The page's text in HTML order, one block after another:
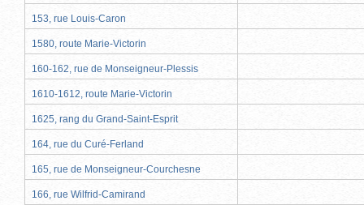
153, rue Louis-Caron
1580, route Marie-Victorin
160-162, rue de Monseigneur-Plessis
1610-1612, route Marie-Victorin
1625, rang du Grand-Saint-Esprit
164, rue du Curé-Ferland
165, rue de Monseigneur-Courchesne
166, rue Wilfrid-Camirand